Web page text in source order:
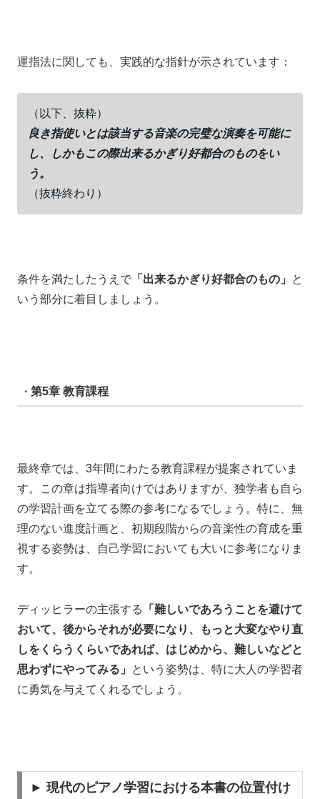
運指法に関しても、実践的な指針が示されています：
（以下、抜粋）
良き指使いとは該当する音楽の完璧な演奏を可能に
し、しかもこの際出来るかぎり好都合のものをい
う。
（抜粋終わり）
条件を満たしたうえで 「出来るかぎり好都合のもの」
と
いう部分に着目しましょう。
· 第5章 教育課程
最終章では、3年間にわたる教育課程が提案されていま
す。この章は指導者向けではありますが、独学者も自ら
の学習計画を立てる際の参考になるでしょう。特に、無
理のない進度計画と、初期段階からの音楽性の育成を重
視する姿勢は、自己学習においても大いに参考になりま
す。
ディッヒラーの主張する
「難しいであろうことを避けて
おいて、後からそれが必要になり、もっと大変なやり直
しをくらうくらいであれば、はじめから、難しいなどと
思わずにやってみる」
という姿勢は、特に大人の学習者
に勇気を与えてくれるでしょう。
► 現代のピアノ学習における本書の位置付け